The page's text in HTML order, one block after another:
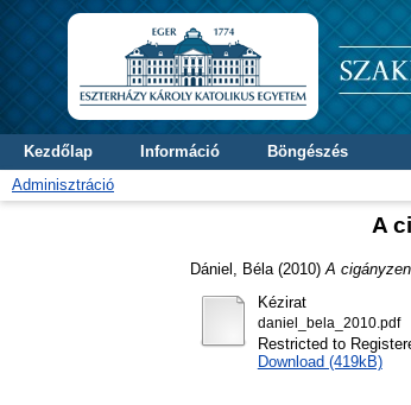
Kezdőlap Információ
Böngészés
Adminisztráció
A
Dániel, Béla (2010) A
Kézirat
daniel_bela_2010.pdf
Restricted to
Download (419kB)